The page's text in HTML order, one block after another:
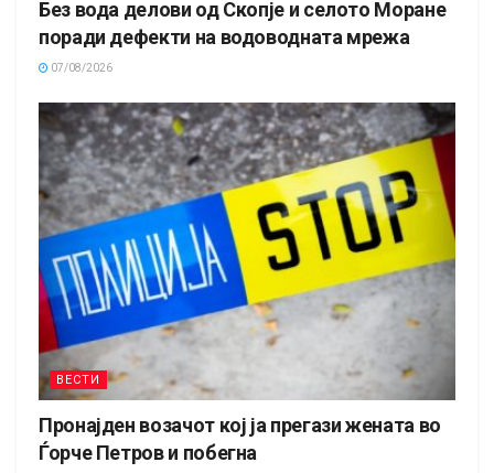
Без вода делови од Скопје и селото Моране
поради дефекти на водоводната мрежа
07/08/2026
ВЕСТИ
Пронајден возачот кој ја прегази жената во
Ѓорче Петров и побегна